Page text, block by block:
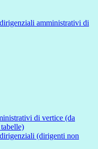
amministrativi di
di vertice (da
(dirigenti non